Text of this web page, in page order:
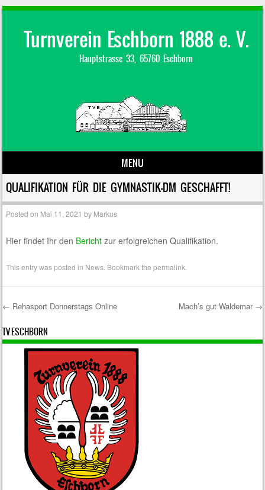
Turnverein Eschborn 1888 e. V.
Hauptstrasse 33, 65760 Eschborn
MENU
Skip to content
QUALIFIKATION FÜR DIE GYMNASTIK-DM GESCHAFFT!
Posted on Mai 11, 2021 by Markus
Hier findet Ihr den Bericht zur erfolgreichen Qualifikation.
This entry was posted in News . Bookmark thepermalink
Post navigation
← Rehasport Donnerstags Online Mach’s gut Waldemar →
TV ESCHBORN